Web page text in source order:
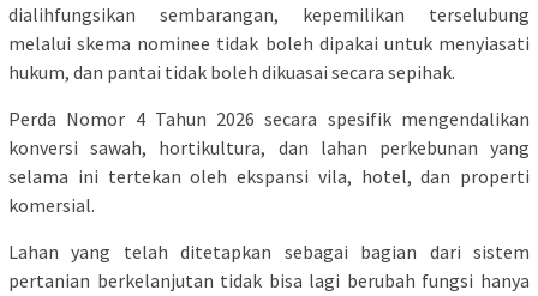
dialihfungsikan sembarangan, kepemilikan terselubung
melalui skema nominee tidak boleh dipakai untuk menyiasati
hukum, dan pantai tidak boleh dikuasai secara sepihak.
Perda Nomor 4 Tahun 2026 secara spesifik mengendalikan
konversi sawah, hortikultura, dan lahan perkebunan yang
selama ini tertekan oleh ekspansi vila, hotel, dan properti
komersial.
Lahan yang telah ditetapkan sebagai bagian dari sistem
pertanian berkelanjutan tidak bisa lagi berubah fungsi hanya